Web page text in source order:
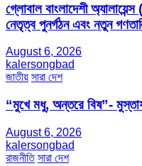
গ্লোবাল বাংলাদেশী অ্যালায়েন্স
নেতৃত্ব পুনর্গঠন এবং নতুন
August 6, 2026
kalersongbad
জাতীয় সারা দেশ
“মুখে মধু, অন্তরে বিষ”-
August 6, 2026
kalersongbad
রাজনীতি সারা দেশ